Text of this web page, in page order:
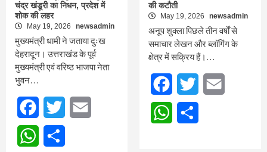
चंद्र खंडूरी का निधन, प्रदेश में
शोक की लहर
May 19, 2026 newsadmin
मुख्यमंत्री धामी ने जताया दुःख
देहरादून। उत्तराखंड के पूर्व
मुख्यमंत्री एवं वरिष्ठ भाजपा नेता
भुवन…
FacebookTwitter
WhatsApp
की कटौती
May 19, 2026 newsadmin
अनूप शुक्ला पिछले तीन वर्षों से
समाचार लेखन और ब्लॉगिंग के
क्षेत्र में सक्रिय हैं।…
FacebookTwitter
WhatsApp